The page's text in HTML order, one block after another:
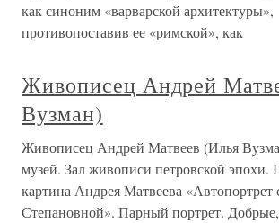
как синоним «варварской архитектуры»,
противопоставив ее «римской», как
Живописец Андрей
Вузман)
Живописец Андрей Матвеев (Илья
музей. Зал живописи петровской эпохи.
картина Андрея Матвеева
Степановной». Парный портрет.